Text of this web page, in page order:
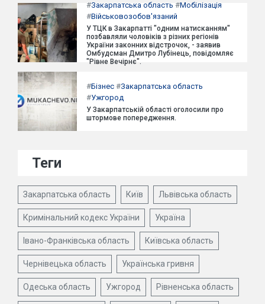
#Закарпатська область #Мобілізація
#Військовозобов'язаний
У ТЦК в Закарпатті "одним натисканням"
позбавляли чоловіків з різних регіонів
України законних відстрочок, - заявив
Омбудсман Дмитро Лубінець, повідомляє
"Рівне Вечірнє".
#Бізнес #Закарпатська область
#Ужгород
У Закарпатській області оголосили про
штормове попередження.
Теги
Закарпатська область Київ Львівська область
Кримінальний кодекс України Україна
Івано-Франківська область Київська область
Чернівецька область Українська гривня
Одеська область Ужгород Рівненська область